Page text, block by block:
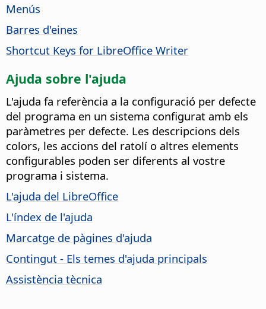
Menús
Barres d'eines
Shortcut Keys for LibreOffice Writer
Ajuda sobre l'ajuda
L'ajuda fa referència a la configuració per defecte
del programa en un sistema configurat amb els
paràmetres per defecte. Les descripcions dels
colors, les accions del ratolí o altres elements
configurables poden ser diferents al vostre
programa i sistema.
L'ajuda del LibreOffice
L'índex de l'ajuda
Marcatge de pàgines d'ajuda
Contingut - Els temes d'ajuda principals
Assistència tècnica